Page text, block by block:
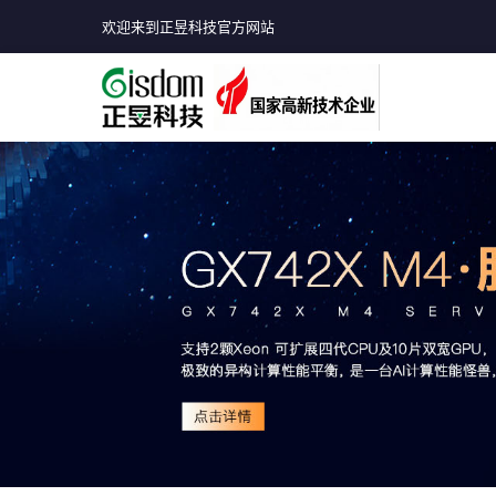
欢迎来到正昱科技官方网站